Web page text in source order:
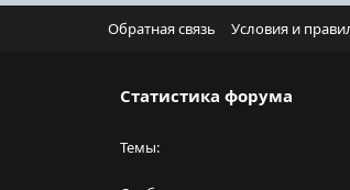
Обратная связь Условия и
Статистика форума
Темы